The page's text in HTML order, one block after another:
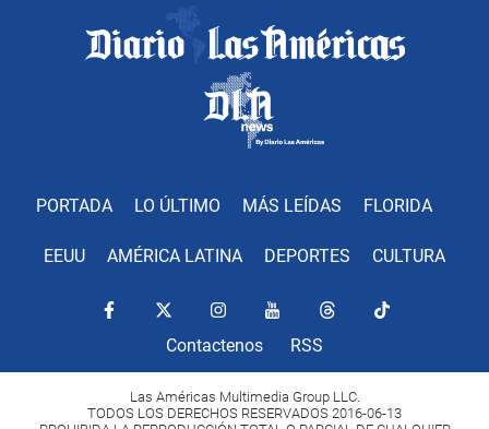
PORTADA LO ÚLTIMO MÁS LEÍDAS FLORIDA
EEUU AMÉRICA LATINA DEPORTES CULTURA
Contactenos RSS
Las Américas Multimedia Group LLC.
TODOS LOS DERECHOS RESERVADOS 2016-06-13